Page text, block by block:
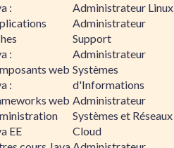
:
:
web
:
web
EE
Administrateur Linux
Administrateur
Support
Administrateur
Systèmes
d'Informations
Administrateur
Systèmes et Réseaux
Cloud